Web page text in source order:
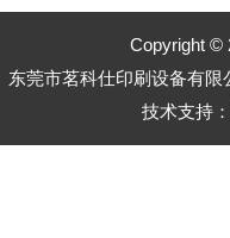
Copyright ©
东莞市茗科仕印刷设备有
技术支持：